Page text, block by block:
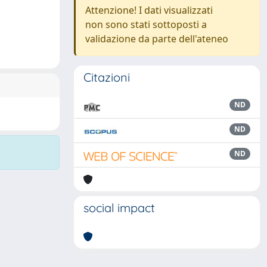
Attenzione! I dati visualizzati
non sono stati sottoposti a
validazione da parte dell'ateneo
Citazioni
ND
ND
ND
social impact